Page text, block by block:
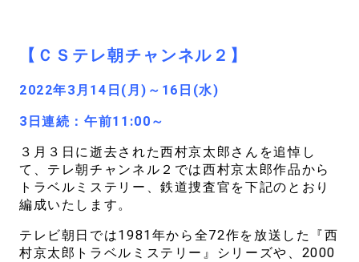
【ＣＳテレ朝チャンネル２】
2022年3月14日(月)～16日(水)
3日連続：午前11:00～
３月３日に逝去された西村京太郎さんを追悼し
て、テレ朝チャンネル２では西村京太郎作品から
トラベルミステリー、鉄道捜査官を下記のとおり
編成いたします。
テレビ朝日では1981年から全72作を放送した『西
村京太郎トラベルミステリー』シリーズや、2000